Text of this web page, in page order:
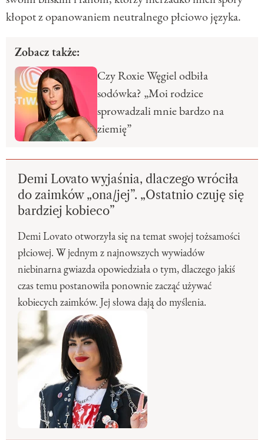
kłopot z opanowaniem neutralnego płciowo języka.
Zobacz także:
Czy Roxie Węgiel odbiła
sodówka? „Moi rodzice
sprowadzali mnie bardzo na
ziemię”
Demi Lovato wyjaśnia, dlaczego wróciła
do zaimków „ona/jej”. „Ostatnio czuję się
bardziej kobieco”
Demi Lovato otworzyła się na temat swojej tożsamości
płciowej. W jednym z najnowszych wywiadów
niebinarna gwiazda opowiedziała o tym, dlaczego jakiś
czas temu postanowiła ponownie zacząć używać
kobiecych zaimków. Jej słowa dają do myślenia.